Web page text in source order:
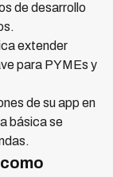
de desarrollo
extender
para PYMEs y
de su app en
básica se